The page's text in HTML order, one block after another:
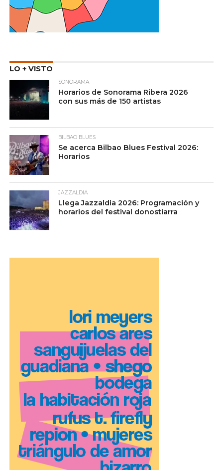
LO + VISTO
SONORAMA
Horarios de Sonorama Ribera 2026
con sus más de 150 artistas
BILBAO BLUES
Se acerca Bilbao Blues Festival 2026:
Horarios
JAZZALDIA
Llega Jazzaldia 2026: Programación y
horarios del festival donostiarra